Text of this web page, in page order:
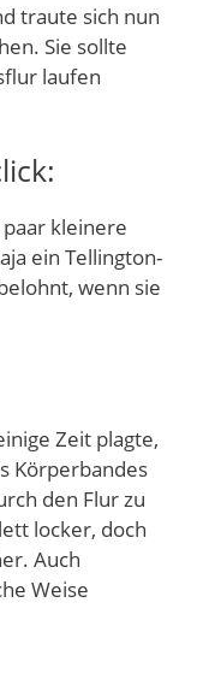
traute sich nun
Sie sollte
laufen
kleinere
ein Tellington-
wenn sie
Zeit plagte,
Körperbandes
den Flur zu
locker, doch
Auch
Weise